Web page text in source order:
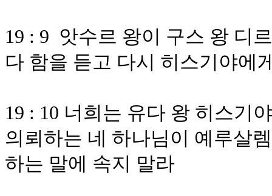
19 : 9 앗수르 왕이 구스 왕 디
다 함을 듣고 다시 히스기야에
19 : 10 너희는 유다 왕 히스기
의뢰하는 네 하나님이 예루살
하는 말에 속지 말라